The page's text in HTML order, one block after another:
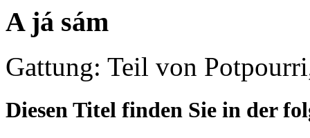
A já sám
Gattung: Teil von
Diesen Titel finden Sie in der